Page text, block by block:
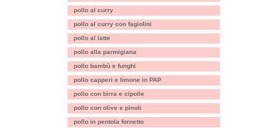
pollo al curry
pollo al curry con fagiolini
pollo al latte
pollo alla parmigiana
pollo bambù e funghi
pollo capperi e limone in PAP
pollo con birra e cipolle
pollo con olive e pinoli
pollo in pentola fornetto